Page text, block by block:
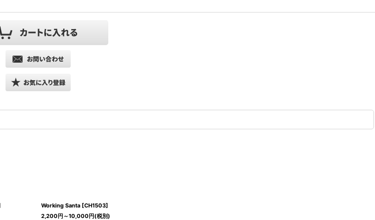
Working Santa [CH1503]
2,200 円 ～10,000 円 (税別)